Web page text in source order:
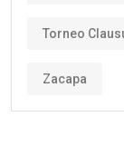
Torneo
Zacapa